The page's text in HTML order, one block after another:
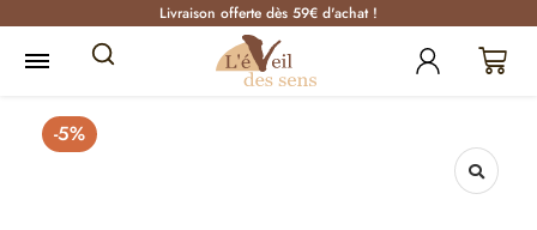
Livraison offerte dès 59€ d'achat !
-5%